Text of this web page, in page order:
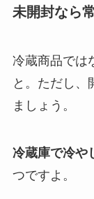
未開封なら
冷蔵商品では
と。ただし、
ましょう。
冷蔵庫で冷や
つですよ。